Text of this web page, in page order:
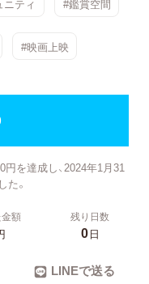
ティ #鑑賞空間
#映画上映
を達成し、2024年1月31
た。
額 残り日数
0日
LINEで送る